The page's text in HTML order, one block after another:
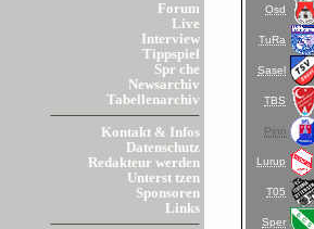
Forum
Live
Interview
Tippspiel
Spr che
Newsarchiv
Tabellenarchiv
Kontakt & Infos
Datenschutz
Redakteur werden
Unterst tzen
Sponsoren
Links
Osd
TuRa
Sasel
TBS
Pinn
Lurup
T05
Sper